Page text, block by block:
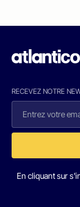
RECEVEZ NOTRE
En cliquant sur